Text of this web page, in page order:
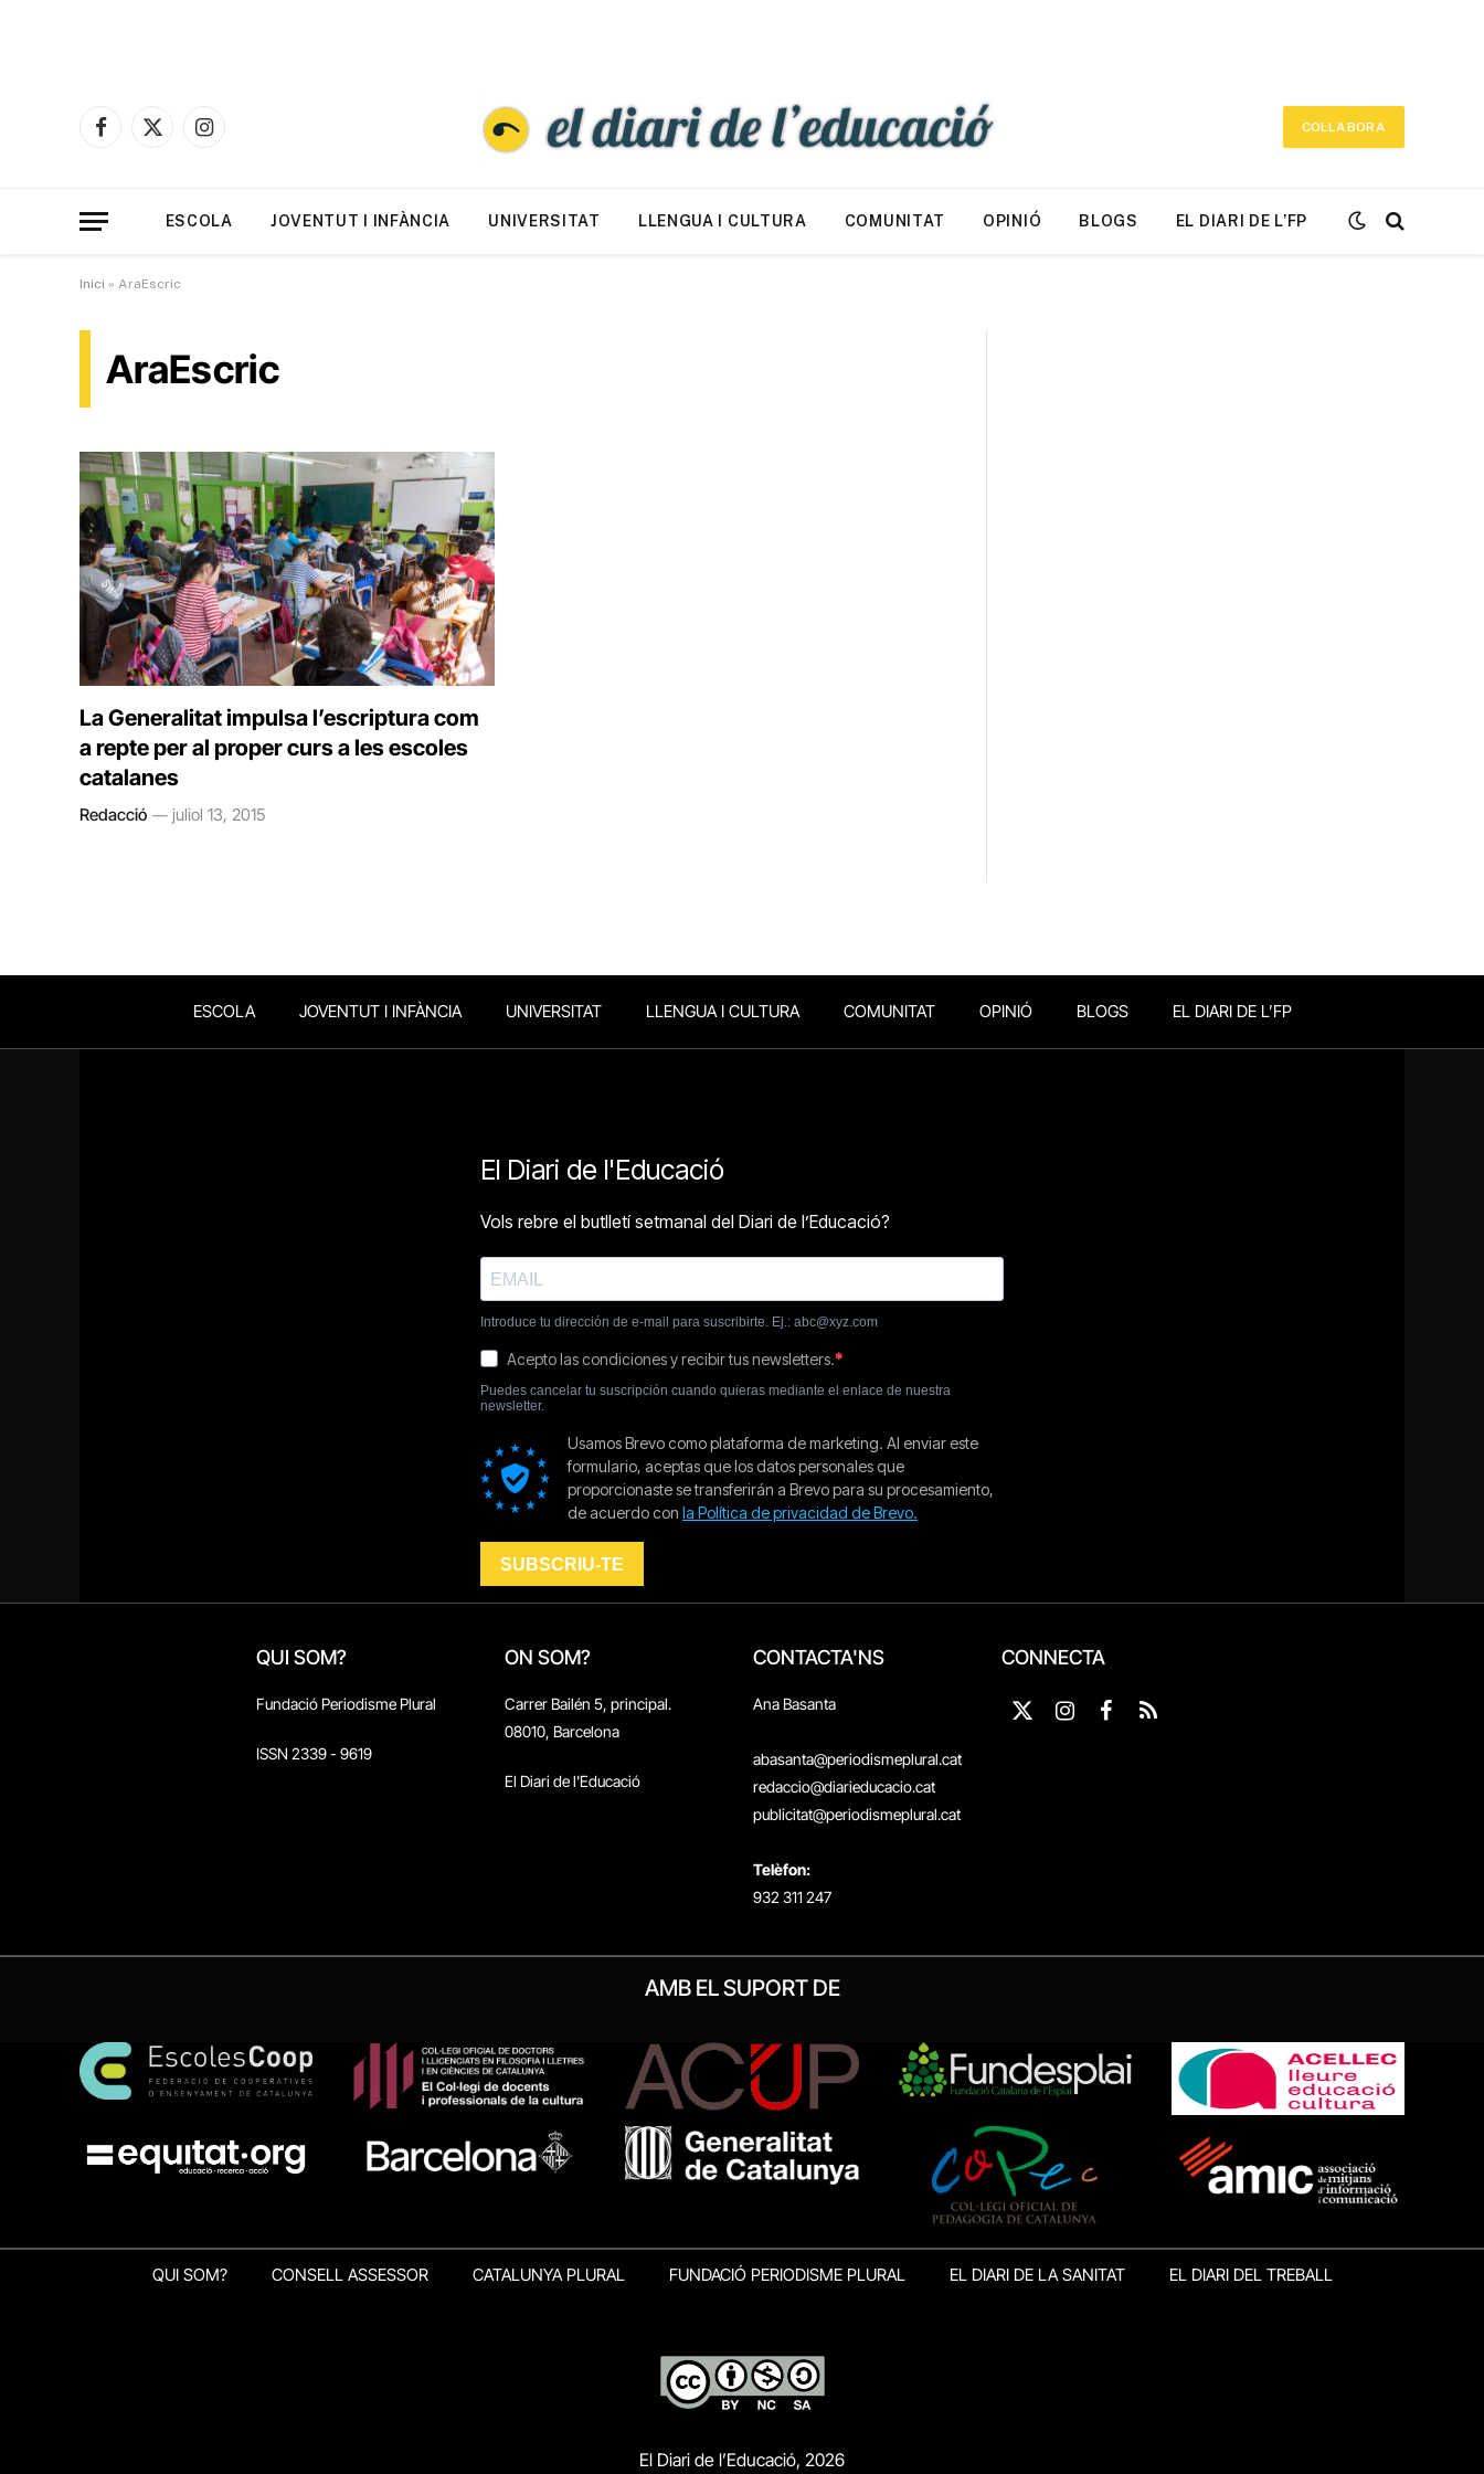
Facebook
X
Instagram
COL·LABORA
ESCOLA JOVENTUT I INFÀNCIA UNIVERSITAT LLENGUA I CULTURA COMUNITAT OPINIÓ BLOGS EL DIARI DE L’FP
Inici » AraEscric
AraEscric
La Generalitat impulsa l’escriptura com
a repte per al proper curs a les escoles
catalanes
Redacció juliol 13, 2015
ESCOLA JOVENTUT I INFÀNCIA UNIVERSITAT LLENGUA I CULTURA COMUNITAT OPINIÓ BLOGS EL DIARI DE L’FP
QUI SOM?
Fundació Periodisme Plural
ISSN 2339 - 9619
ON SOM?
Carrer Bailén 5, principal.
08010, Barcelona
El Diari de l'Educació
CONTACTA'NS
Ana Basanta
abasanta@periodismeplural.cat
redaccio@diarieducacio.cat
publicitat@periodismeplural.cat
Telèfon:
932 311 247
CONNECTA
X
Instagram
Facebook
RSS
AMB EL SUPORT DE
QUI SOM? CONSELL ASSESSOR CATALUNYA PLURAL FUNDACIÓ PERIODISME PLURAL EL DIARI DE LA SANITAT EL DIARI DEL TREBALL
El Diari de l’Educació, 2026